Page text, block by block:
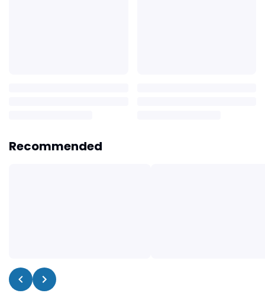
Recommended